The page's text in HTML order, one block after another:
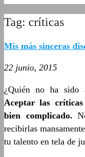
Tag: críticas
Mis más sinceras
22 junio, 2015
¿Quién no ha sido
Aceptar las
bien complicado.
recibirlas
tu talento en tela de